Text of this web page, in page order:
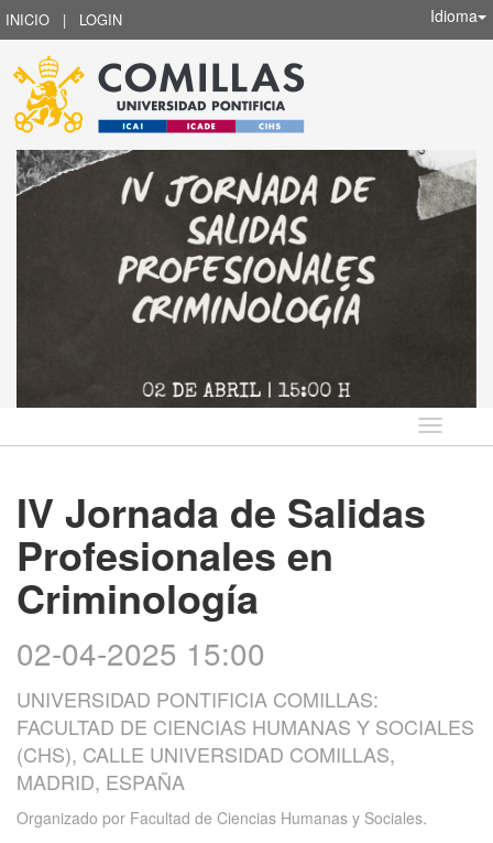
INICIO | LOGIN Idioma
Idioma
IV Jornada de Salidas
Profesionales en
Criminología
02-04-2025 15:00
UNIVERSIDAD PONTIFICIA COMILLAS:
FACULTAD DE CIENCIAS HUMANAS Y SOCIALES
(CHS), CALLE UNIVERSIDAD COMILLAS,
MADRID, ESPAÑA
Organizado por Facultad de Ciencias Humanas y Sociales.